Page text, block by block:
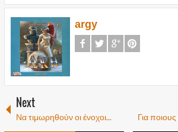
argy
Next
Να τιμωρηθούν οι ένοχοι... Για